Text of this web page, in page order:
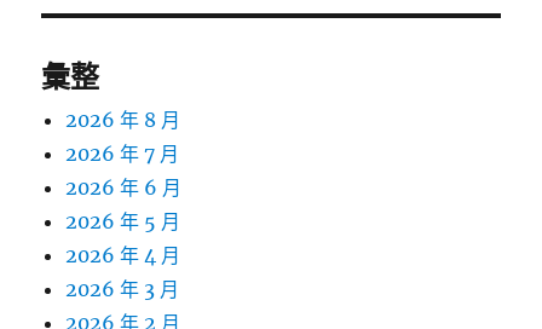
彙整
2026 年 8 月
2026 年 7 月
2026 年 6 月
2026 年 5 月
2026 年 4 月
2026 年 3 月
2026 年 2 月